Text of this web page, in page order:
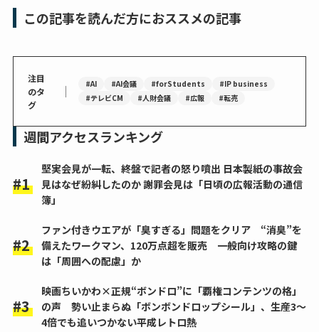
この記事を読んだ方におススメの記事
注目
のタ
グ
｜ #AI #AI会議 #forStudents
#IP business
#テレビCM
#人財会議 #広報 #転売
週間アクセスランキング
堅実会見が一転、終盤で記者の怒り噴出 日本製紙の事故会
見はなぜ紛糾したのか 謝罪会見は「日頃の広報活動の通信
簿」
ファン付きウエアが「臭すぎる」問題をクリア “消臭”を
備えたワークマン、120万点超を販売 一般向け攻略の鍵
は「周囲への配慮」か
映画ちいかわ×正規“ボンドロ”に「覇権コンテンツの格」
の声 勢い止まらぬ「ボンボンドロップシール」、生産3～
4倍でも追いつかない平成レトロ熱